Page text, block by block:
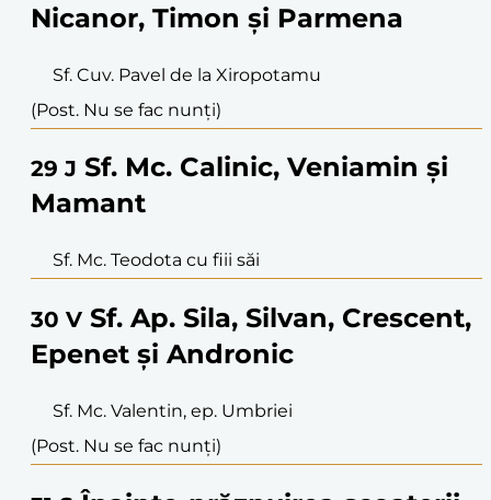
Nicanor, Timon și Parmena
Sf. Cuv. Pavel de la Xiropotamu
(Post. Nu se fac nunți)
29 J Sf. Mc. Calinic, Veniamin și
Mamant
Sf. Mc. Teodota cu fiii săi
30 V Sf. Ap. Sila, Silvan, Crescent,
Epenet și Andronic
Sf. Mc. Valentin, ep. Umbriei
(Post. Nu se fac nunți)